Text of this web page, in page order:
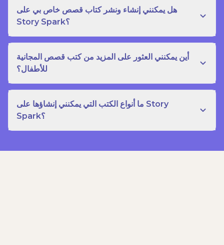
هل يمكنني إنشاء ونشر كتاب قصص خاص بي على
Story Spark؟
أين يمكنني العثور على المزيد من كتب قصص المجانية
للأطفال؟
ما أنواع الكتب التي يمكنني إنشاؤها على Story
Spark؟